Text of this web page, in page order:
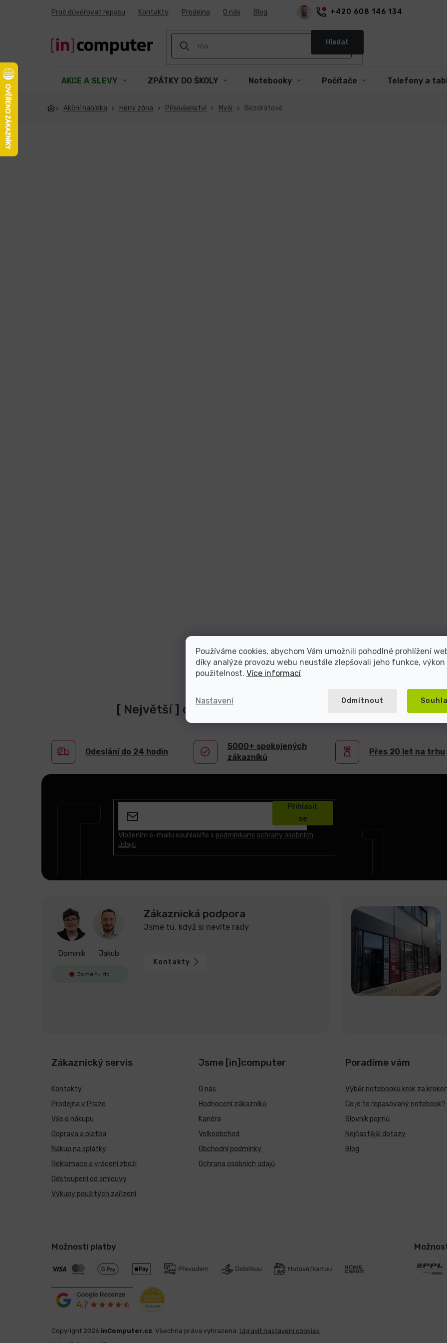
Používáme cookies, abychom Vám umožnili pohodlné prohlížení
díky analýze provozu webu neustále zlepšovali jeho funkce, výkon
použitelnost. Více informací
Nastavení Odmítnout
+420 608 146 134
Proč důvěřovat repasu Kontakty Prodejna O nás Blog
Hledat
AKCE A SLEVY ZPÁTKY DO ŠKOLY Notebooky Počítače Telefony a
Akční nabídka Herní zóna Příslušenství Myši Bezdrátové
[ Největší ] dodavatel repasované elektroniky s více
Odeslání do 24 hodin
5000+ spokojených
zákazníků
Přes 20 let na trhu
Vložením e-mailu souhlasíte s podmínkami ochrany osobních
údajů
Přihlásit
se
Dominik Jakub
Jsme tu do
Zákaznická podpora
Jsme tu, když si nevíte rady
Kontakty
Zákaznický servis
Kontakty
Prodejna v Praze
Vše o nákupu
Doprava a platba
Nákup na splátky
Reklamace a vrácení zboží
Odstoupení od smlouvy
Výkupy použitých zařízení
Jsme [in]computer
O nás
Hodnocení zákazníků
Kariéra
Velkoobchod
Obchodní podmínky
Ochrana osobních údajů
Poradíme vám
Výběr notebooku krok za
Co je to repasovaný notebook?
Slovník pojmů
Nejčastější dotazy
Blog
Možnosti platby
Copyright 2026 inComputer.cz. Všechna práva vyhrazena. Upravit nastavení cookies